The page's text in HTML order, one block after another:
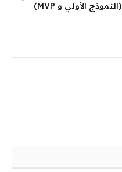
(النموذج الأولي و MVP)